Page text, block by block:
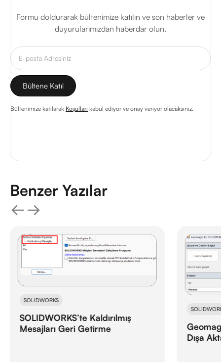
Formu doldurarak bültenimize katılın ve son haberler ve
duyurularımızdan haberdar olun.
Bültenimize katılarak Koşulları kabul ediyor ve onay veriyor olacaksınız.
Benzer Yazılar
SOLIDWORKS
SOLIDWORKS’te Kaldırılmış
Mesajları Geri Getirme
Dışa